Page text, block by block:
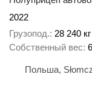
2022
Грузопод. 28 240 кг
Собственный вес
Польша,